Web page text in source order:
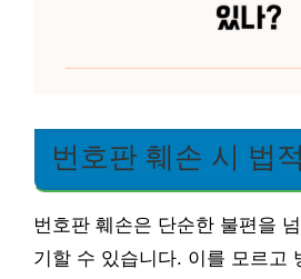
번호판 훼손 시 법
번호판 훼손은 단순한 불편을
기할 수 있습니다. 이를 모르고